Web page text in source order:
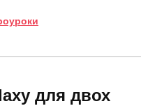
для двох